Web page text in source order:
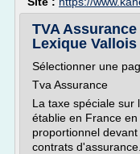
TVA
Lexique Vallois
Sélectionner une
Tva Assurance
La taxe spéciale sur
établie en France
proportionnel
contrats